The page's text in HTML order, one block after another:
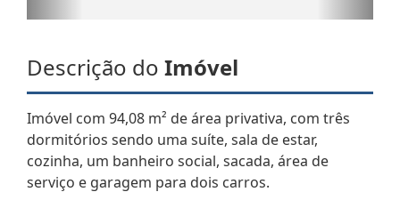
Descrição do Imóvel
Imóvel com 94,08 m² de área privativa, com três
dormitórios sendo uma suíte, sala de estar,
cozinha, um banheiro social, sacada, área de
serviço e garagem para dois carros.